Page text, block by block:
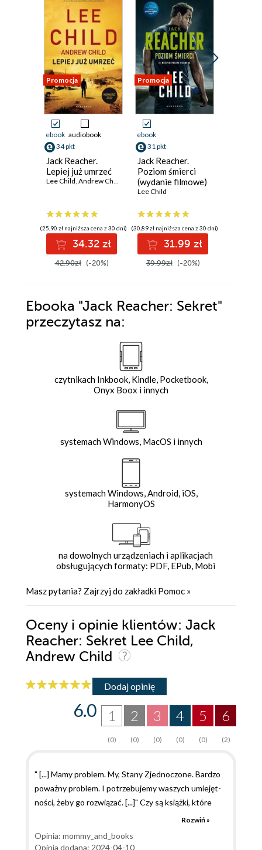
Promocja
ebook audiobook
34 pkt
Jack Reacher.
Lepiej już umrzeć
Lee Child Andrew Child
(25,90 zł najniższa cena z 30 dni)
34.32 zł
42.90zł (-20%)
Promocja
ebook
31 pkt
Jack Reacher.
Poziom śmierci
(wydanie filmowe)
Lee Child
(30,89 zł najniższa cena z 30 dni)
31.99 zł
39.99zł (-20%)
Ebooka "Jack Reacher: Sekret"
przeczytasz na:
czytnikach Inkbook, Kindle, Pocketbook,
Onyx Boox i innych
systemach Windows, MacOS i innych
systemach Windows, Android, iOS,
HarmonyOS
na dowolnych urządzeniach i aplikacjach
obsługujących formaty: PDF, EPub, Mobi
Masz pytania? Zajrzyj do zakładki Pomoc »
Oceny i opinie klientów: Jack
Reacher: Sekret Lee Child,
Andrew Child
Dodaj opinię
6
(2)
5
(0)
4
(0)
3
(0)
2
(0)
1
(0)
6.0
" [...] Mamy pro­blem. My, Stany Zjednoczo­ne. Bar­dzo
po­waż­ny pro­blem. I po­trze­bu­je­my wa­szych umie­jęt­
no­ści, żeby go roz­wią­zać. [...]" Czy są książki, które
bierzecie w ciemno i wiecie, że nigdy się nie
Andrewa Childa. Ich Jack Reacher jeszcze nigdy mnie
Rozwiń »
Opinia: mommy_and_books
Opinia dodana: 2024-04-10